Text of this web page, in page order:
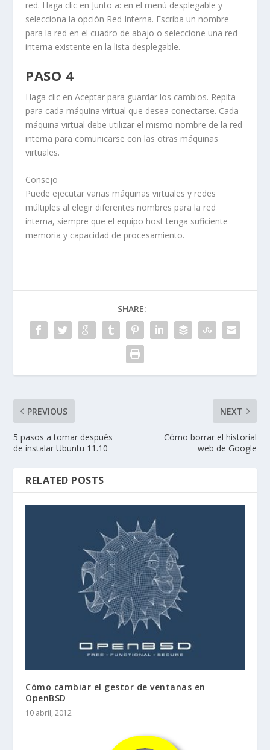
red. Haga clic en Junto a: en el menú desplegable y
selecciona la opción Red Interna. Escriba un nombre
para la red en el cuadro de abajo o seleccione una red
interna existente en la lista desplegable.
PASO 4
Haga clic enAceptar para guardar los cambios. Repita
para cada máquina virtual que desea conectarse. Cada
máquina virtual debe utilizar el mismo nombre de la red
interna para comunicarse con las otras máquinas
virtuales.
Consejo
Puede ejecutar varias máquinas virtuales y redes
múltiples al elegir diferentes nombres para la red
interna, siempre que el equipo host tenga suficiente
memoria y capacidad de procesamiento.
SHARE:
PREVIOUS
5 pasos a tomar después
de instalar Ubuntu 11.10
NEXT
Cómo borrar el historial
web de Google
RELATED POSTS
Cómo cambiar el gestor de ventanas en
OpenBSD
10 abril, 2012